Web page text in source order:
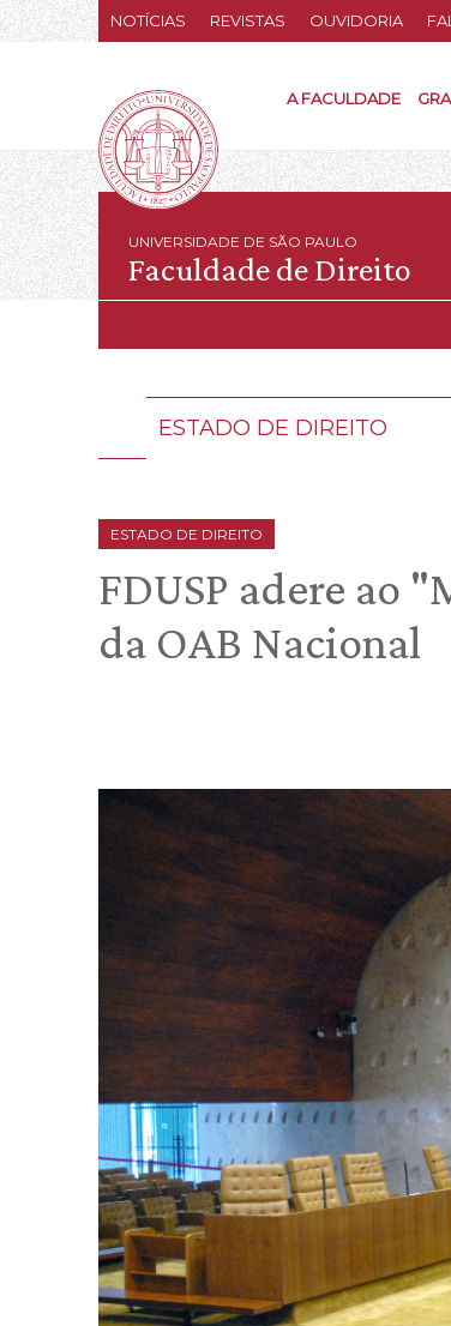
NOTÍCIAS REVISTAS OUVIDORIA
A FACULDADE
UNIVERSIDADE DE SÃO PAULO
Faculdade de Direito
ESTADO DE DIREITO
ESTADO DE DIREITO
FDUSP adere ao
da OAB Nacional